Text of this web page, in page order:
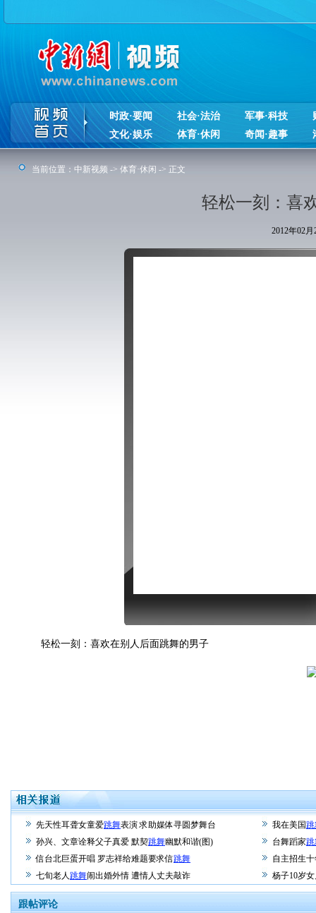
时政·要闻 社会·法治 军事·科技
文化·娱乐
体育·休闲 奇闻·趣事
当前位置： 中新视频 -> 体育·休闲 -> 正文
轻松一刻：喜
2012年02
轻松一刻：喜欢在别人后面跳舞的男子
先天性耳聋女童爱跳舞表演 求助媒体寻圆梦舞台 我在美国
孙兴、文章诠释父子真爱 默契跳舞幽默和谐(图) 台舞蹈家
信台北巨蛋开唱 罗志祥给难题要求信跳舞
自主招生
七旬老人跳舞闹出婚外情 遭情人丈夫敲诈 杨子10岁
跟帖评论